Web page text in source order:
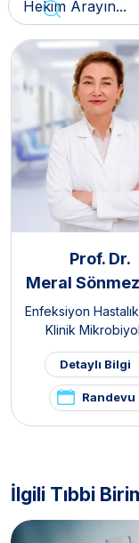
Prof. Dr.
Meral
Enfeksiyon
Klinik
Detaylı Bilgi
Randevu
İlgili Tıbbi